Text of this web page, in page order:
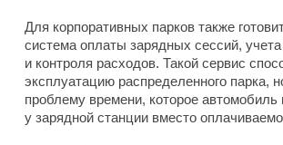
Для корпоративных парков также
система оплаты зарядных сессий, учета
и контроля расходов. Такой сервис
эксплуатацию распределенного парка,
проблему времени, которое автомобиль
у зарядной станции вместо